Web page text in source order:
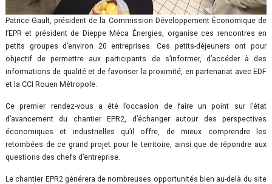
Patrice Gault, président de la Commission Développement Économique de
l’EPR et président de Dieppe Méca Énergies, organise ces rencontres en
petits groupes d’environ 20 entreprises. Ces petits-déjeuners ont pour
objectif de permettre aux participants de s’informer, d’accéder à des
informations de qualité et de favoriser la proximité, en partenariat avec EDF
et la CCI Rouen Métropole.
Ce premier rendez-vous a été l’occasion de faire un point sur l’état
d’avancement du chantier EPR2, d’échanger autour des perspectives
économiques et industrielles qu’il offre, de mieux comprendre les
retombées de ce grand projet pour le territoire, ainsi que de répondre aux
questions des chefs d’entreprise.
Le chantier EPR2 générera de nombreuses opportunités bien au-delà du site